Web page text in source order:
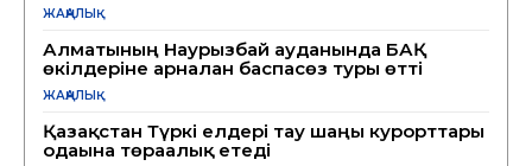
ЖАҢАЛЫҚ
Алматының Наурызбай ауданында БАҚ
өкілдеріне арналған баспасөз туры өтті
ЖАҢАЛЫҚ
Қазақстан Түркі елдері тау шаңғы курорттары
одағына төрағалық етеді